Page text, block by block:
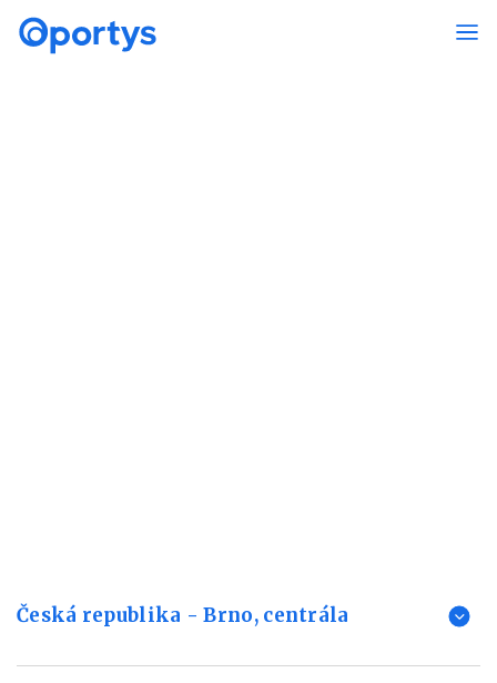
Česká republika - Brno, centrála